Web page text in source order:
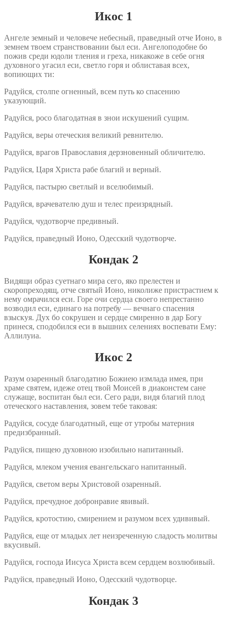
Икос 1
Ангеле земный и человече небесный, праведный отче Ионо, в
земнем твоем странствовании был еси. Ангелоподобне бо
пожив среди юдоли тления и греха, никакоже в себе огня
духовного угасил еси, светло горя и облиставая всех,
вопиющих ти:
Радуйся, столпе огненный, всем путь ко спасению
указующий.
Радуйся, росо благодатная в знои искушений сущим.
Радуйся, веры отеческия великий ревнителю.
Радуйся, врагов Православия дерзновенный обличителю.
Радуйся, Царя Христа рабе благий и верный.
Радуйся, пастырю светлый и вселюбимый.
Радуйся, врачевателю душ и телес преизрядный.
Радуйся, чудотворче предивный.
Радуйся, праведный Ионо, Одесский чудотворче.
Кондак 2
Видящи образ суетнаго мира сего, яко прелестен и
скоропреходящ, отче святый Ионо, николиже пристрастием к
нему омрачился еси. Горе очи сердца своего непрестанно
возводил еси, единаго на потребу — вечнаго спасения
взыскуя. Дух бо сокрушен и сердце смиренно в дар Богу
принеся, сподобился еси в вышних селениях воспевати Ему:
Аллилуиа.
Икос 2
Разум озаренный благодатию Божиею измлада имея, при
храме святем, идеже отец твой Моисей в диаконстем сане
служаще, воспитан был еси. Сего ради, видя благий плод
отеческого наставления, зовем тебе таковая:
Радуйся, сосуде благодатный, еще от утробы матерния
предизбранный.
Радуйся, пищею духовною изобильно напитанный.
Радуйся, млеком учения евангельскаго напитанный.
Радуйся, светом веры Христовой озаренный.
Радуйся, пречудное добронравие явивый.
Радуйся, кротостию, смирением и разумом всех удививый.
Радуйся, еще от младых лет неизреченную сладость молитвы
вкусивый.
Радуйся, господа Иисуса Христа всем сердцем возлюбивый.
Радуйся, праведный Ионо, Одесский чудотворце.
Кондак 3